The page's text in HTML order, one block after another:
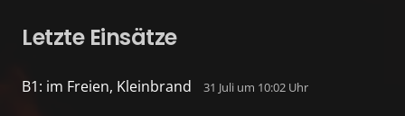
Letzte Einsätze
B1: im Freien, Kleinbrand 31 Juli um 10:02 Uhr